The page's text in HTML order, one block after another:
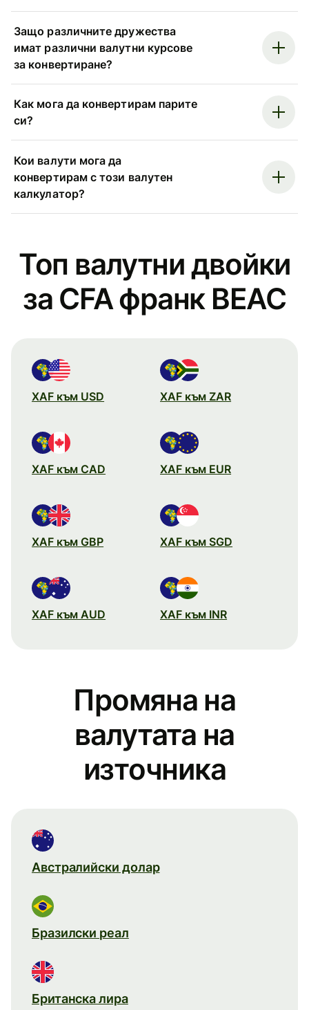
Защо различните дружества
имат различни валутни курсове
за конвертиране?
Как мога да конвертирам парите
си?
Кои валути мога да
конвертирам с този валутен
калкулатор?
Топ валутни двойки
за CFA франк BEAC
XAF към USD XAF към ZAR
XAF към CAD XAF към EUR
XAF към GBP XAF към SGD
XAF към AUD XAF към INR
Промяна на
валутата на
източника
Австралийски долар
Бразилски реал
Британска лира